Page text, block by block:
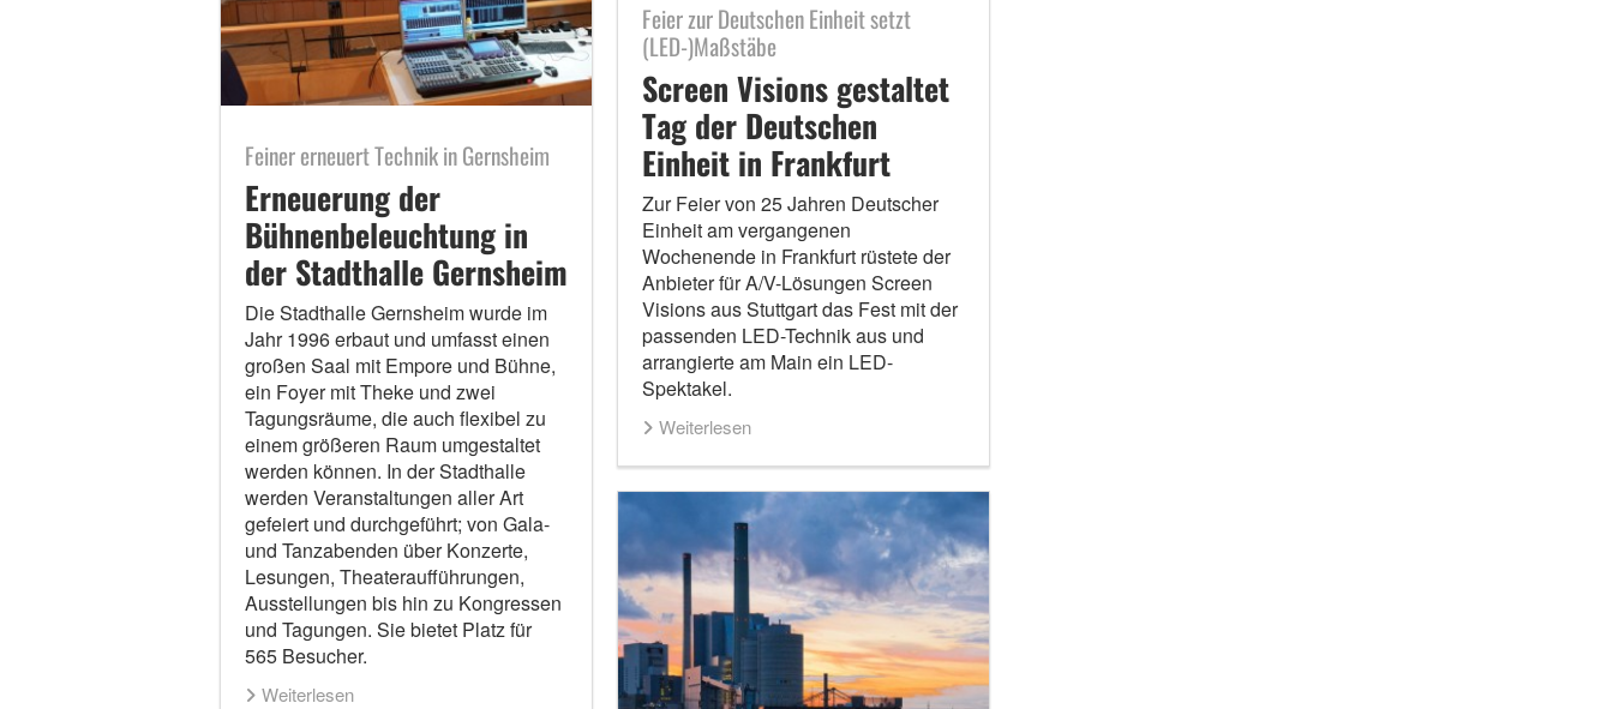
Feiner erneuert Technik in Gernsheim
Erneuerung der
Bühnenbeleuchtung in
der Stadthalle Gernsheim
Die Stadthalle Gernsheim wurde im
Jahr 1996 erbaut und umfasst einen
großen Saal mit Empore und Bühne,
ein Foyer mit Theke und zwei
Tagungsräume, die auch flexibel zu
einem größeren Raum umgestaltet
werden können. In der Stadthalle
werden Veranstaltungen aller Art
gefeiert und durchgeführt; von Gala-
und Tanzabenden über Konzerte,
Lesungen, Theateraufführungen,
Ausstellungen bis hin zu Kongressen
und Tagungen. Sie bietet Platz für
565 Besucher.
Weiterlesen
Feier zur Deutschen Einheit setzt
(LED-)Maßstäbe
Screen Visions gestaltet
Tag der Deutschen
Einheit in Frankfurt
Zur Feier von 25 Jahren Deutscher
Einheit am vergangenen
Wochenende in Frankfurt rüstete der
Anbieter für A/V-Lösungen Screen
Visions aus Stuttgart das Fest mit der
passenden LED-Technik aus und
arrangierte am Main ein LED-
Spektakel.
Weiterlesen